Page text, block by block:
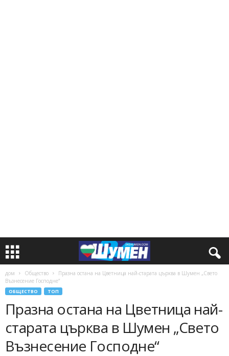
дом Общество
Празна остана на Цветница най-старата църква в Шумен „Свето
Възнесение Господне“
ОБЩЕСТВО ТОП
Празна остана на Цветница най-
старата църква в Шумен „Свето
Възнесение Господне“